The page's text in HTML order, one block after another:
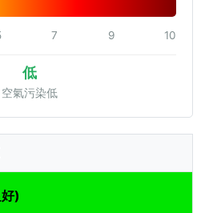
7 9 10
低
空氣污染低
)